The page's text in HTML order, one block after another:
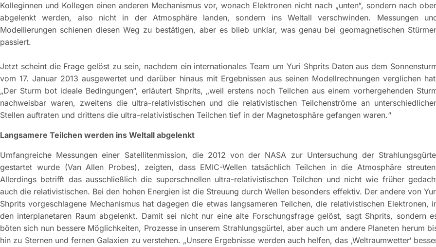
Kolleginnen und Kollegen einen anderen Mechanismus vor, wonach Elektronen nicht nach „unten“, sondern nach
abgelenkt werden, also nicht in der Atmosphäre landen, sondern ins Weltall verschwinden. Messungen
Modellierungen schienen diesen Weg zu bestätigen, aber es blieb unklar, was genau bei geomagnetischen
passiert.
Jetzt scheint die Frage gelöst zu sein, nachdem ein internationales Team um Yuri Shprits Daten aus dem
vom 17. Januar 2013 ausgewertet und darüber hinaus mit Ergebnissen aus seinen Modellrechnungen verglichen
„Der Sturm bot ideale Bedingungen“, erläutert Shprits, „weil erstens noch Teilchen aus einem vorhergehenden
nachweisbar waren, zweitens die ultra-relativistischen und die relativistischen Teilchenströme an
Stellen auftraten und drittens die ultra-relativistischen Teilchen tief in der Magnetosphäre gefangen waren.“
Langsamere Teilchen werden ins Weltall abgelenkt
Umfangreiche Messungen einer Satellitenmission, die 2012 von der NASA zur Untersuchung der
gestartet wurde (Van Allen Probes), zeigten, dass EMIC-Wellen tatsächlich Teilchen in die Atmosphäre
Allerdings betrifft das ausschließlich die superschnellen ultra-relativistischen Teilchen und nicht wie früher
auch die relativistischen. Bei den hohen Energien ist die Streuung durch Wellen besonders effektiv. Der andere von
Shprits vorgeschlagene Mechanismus hat dagegen die etwas langsameren Teilchen, die relativistischen Elektronen,
den interplanetaren Raum abgelenkt. Damit sei nicht nur eine alte Forschungsfrage gelöst, sagt Shprits, sondern
böten sich nun bessere Möglichkeiten, Prozesse in unserem Strahlungsgürtel, aber auch um andere Planeten herum
hin zu Sternen und fernen Galaxien zu verstehen. „Unsere Ergebnisse werden auch helfen, das ‚Weltraumwetter‘